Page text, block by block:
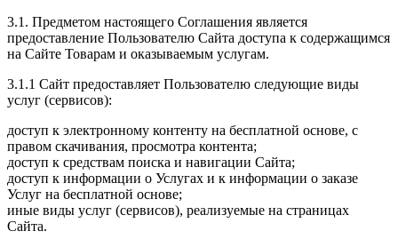
3.1. Предметом настоящего Соглашения является
предоставление Пользователю Сайта доступа к содержащимся
на Сайте Товарам и оказываемым услугам.
3.1.1 Сайт предоставляет Пользователю следующие виды
услуг (сервисов):
доступ к электронному контенту на бесплатной основе, с
правом скачивания, просмотра контента;
доступ к средствам поиска и навигации Сайта;
доступ к информации о Услугах и к информации о заказе
Услуг на бесплатной основе;
иные виды услуг (сервисов), реализуемые на страницах
Сайта.